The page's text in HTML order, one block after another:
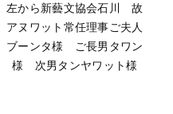
左から新藝文協会石川 故
アヌワット常任理事ご夫人
ブーンタ様 ご長男タワン
様 次男タンヤワット様